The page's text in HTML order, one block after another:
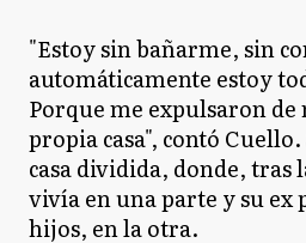
"Estoy sin bañarme, sin
automáticamente estoy
Porque me expulsaron de
propia casa", contó
casa dividida, donde, tras
vivía en una parte y su ex
hijos, en la otra.